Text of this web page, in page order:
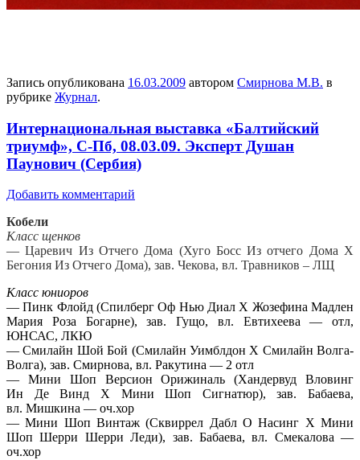
Запись опубликована 16.03.2009 автором Смирнова М.В. в
рубрике Журнал.
Интернациональная выставка «Балтийский
триумф», С-Пб, 08.03.09. Эксперт Душан
Паунович (Сербия)
Добавить комментарий
Кобели
Класс щенков
— Царевич Из Отчего Дома (Хуго Босс Из отчего Дома Х
Бегония Из Отчего Дома), зав. Чекова, вл. Травников – ЛЩ
Класс юниоров
— Пинк Флойд (Спилберг Оф Нью Диал Х Жозефина Мадлен
Мария Роза Богарне), зав. Гущо, вл. Евтихеева — отл,
ЮНСАС, ЛКЮ
— Смилайн Шой Бой (Смилайн Уимблдон Х Смилайн Волга-
Волга), зав. Смирнова, вл. Ракутина — 2 отл
— Мини Шоп Версион Орижиналь (Хандервуд Вловинг
Ин Де Винд Х Мини Шоп Сигнатюр), зав. Бабаева,
вл. Мишкина — оч.хор
— Мини Шоп Винтаж (Сквиррел Дабл О Насинг Х Мини
Шоп Шерри Шерри Леди), зав. Бабаева, вл. Смекалова —
оч.хор